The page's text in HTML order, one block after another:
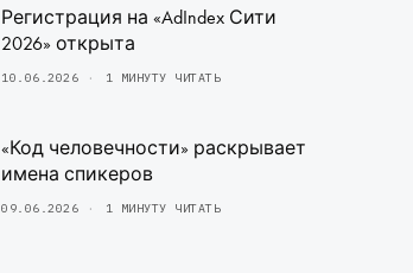
Регистрация на «AdIndex Сити
2026» открыта
10.06.2026 1 МИНУТУ ЧИТАТЬ
«Код человечности» раскрывает
имена спикеров
09.06.2026 1 МИНУТУ ЧИТАТЬ